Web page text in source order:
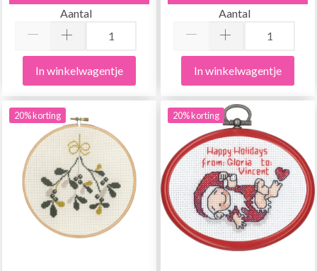
Aantal
In winkelwagentje
Aantal
In winkelwagentje
20% korting 20% korting